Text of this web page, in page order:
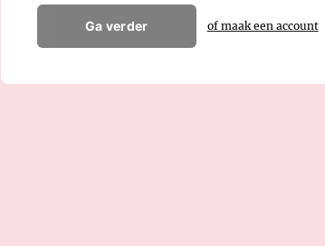
Ga verder of maak een account